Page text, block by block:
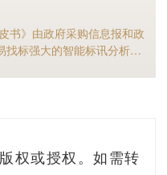
元器件、功能材料类
、智能网联汽车等重
书》由政府采购信息报和政
找标强大的智能标讯分析能
权或授权。如需转